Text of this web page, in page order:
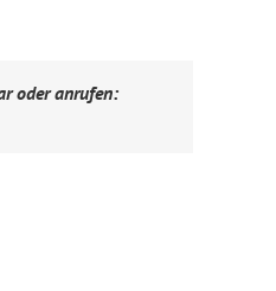
oder anrufen: